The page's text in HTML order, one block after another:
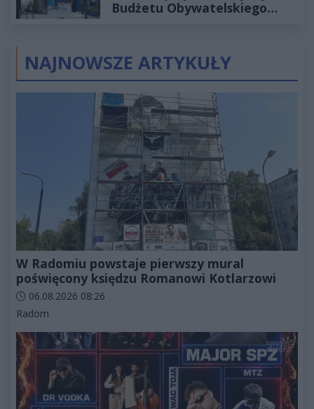
Budżetu Obywatelskiego
NAJNOWSZE ARTYKUŁY
W Radomiu powstaje pierwszy mural
poświęcony księdzu Romanowi Kotlarzowi
Data dodania artykułu:
06.08.2026 08:26
Kategorie artykułu:
Radom